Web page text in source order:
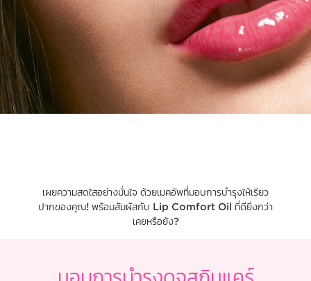
เผยความสดใสอย่างมั่นใจ ด้วยเมคอัพที่มอบการบำรุงให้เรียว
ปากของคุณ! พร้อมสัมผัสกับ Lip Comfort Oil ที่ดียิ่งกว่า
เคยหรือยัง?